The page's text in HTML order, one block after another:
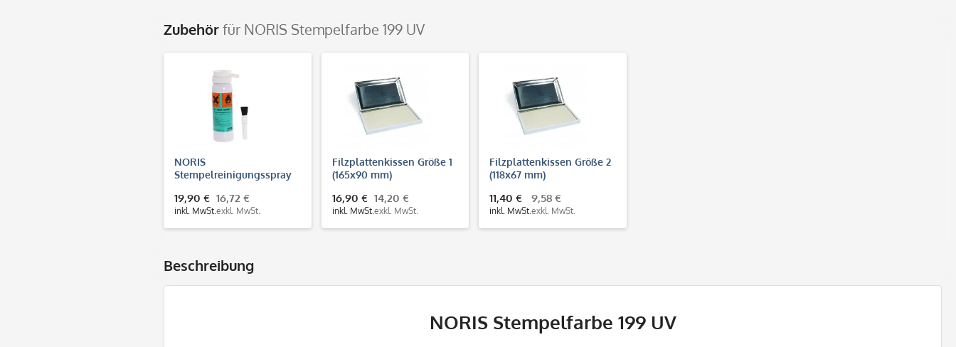
Zubehörfür NORIS Stempelfarbe 199 UV
NORIS
Stempelreinigungsspray
19,90 €
inkl. MwSt.
16,72 €
exkl. MwSt.
Filzplattenkissen Größe 1
(165x90 mm)
16,90 €
inkl. MwSt.
14,20 €
exkl. MwSt.
Filzplattenkissen Größe 2
(118x67 mm)
11,40 €
inkl. MwSt.
9,58 €
exkl. MwSt.
Beschreibung
NORIS Stempelfarbe 199 UV